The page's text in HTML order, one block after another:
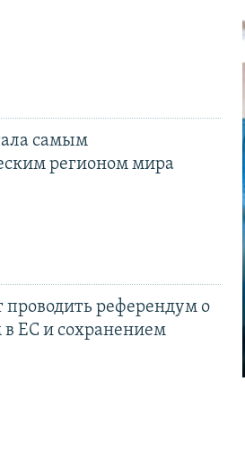
самым
регионом мира
референдум о
ЕС и сохранением